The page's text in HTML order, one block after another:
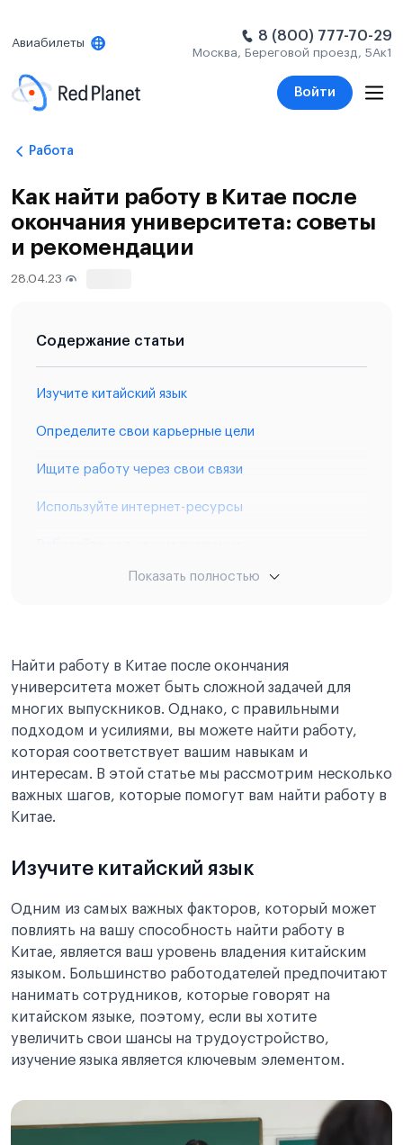
Авиабилеты 8 (800) 777-70-29
Москва, Береговой проезд, 5Ак1
Войти
Работа
Как найти работу в Китае после
окончания университета: советы
и рекомендации
28.04.23
Содержание статьи
Изучите китайский язык
Определите свои карьерные цели
Ищите работу через свои связи
Используйте интернет-ресурсы
Показать полностью
Найти работу в Китае после окончания
университета может быть сложной задачей для
многих выпускников. Однако, с правильными
подходом и усилиями, вы можете найти работу,
которая соответствует вашим навыкам и
интересам. В этой статье мы рассмотрим несколько
важных шагов, которые помогут вам найти работу в
Китае.
Изучите китайский язык
Одним из самых важных факторов, который может
повлиять на вашу способность найти работу в
Китае, является ваш уровень владения китайским
языком. Большинство работодателей предпочитают
нанимать сотрудников, которые говорят на
китайском языке, поэтому, если вы хотите
увеличить свои шансы на трудоустройство,
изучение языка является ключевым элементом.